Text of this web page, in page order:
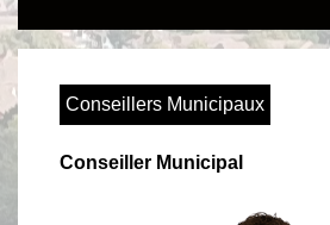
Conseillers Municipaux
Conseiller Municipal